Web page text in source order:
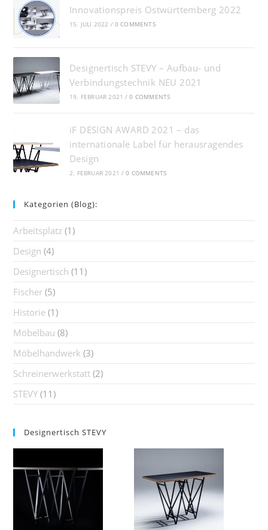
Innovationspreis Ostwürttemberg 2022
15. JULI 2022 / 0 COMMENTS
Designertisch STEVY – Aufbau- und
Verbindungstechnik NEU 2021
19. FEBRUAR 2021 / 0 COMMENTS
iF DESIGN AWARD 2021 – das
internationale Label für herausragendes
Design
2. FEBRUAR 2021 / 0 COMMENTS
Kategorien (Blog):
Arbeitsplatz (1)
Design (4)
Designertisch (11)
Fischer (5)
Historie (1)
Möbelbau (8)
Möbelhandwerk (3)
Schreinerwerkstatt (2)
STEVY (11)
Designertisch STEVY